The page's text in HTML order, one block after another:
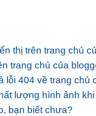
thị trên trang chủ
trang chủ của
lỗi 404 về trang chủ
lượng hình ảnh
bạn biết chưa?